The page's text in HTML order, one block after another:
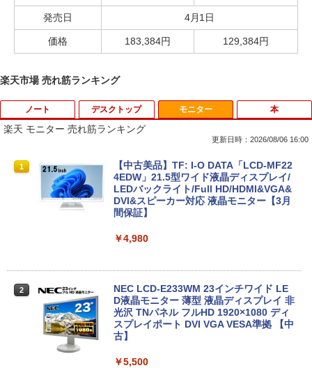
発売日 4月1日
価格 183,384円 129,384円
楽天市場 売れ筋ランキング
ノート
1
【Windows11】【充実のインターフェー
ス】 TOSHIBA dynabook B65 第8世代
Core i5 8250U/1.60GHz 8GB SSD128G
B M.2 スーパーマルチ Windows11 64bit
WPSOffice 15.6インチ HD カメラ テン
コン PC Notebook
MS Office 2024 H&B 搭載｜14型 WEB
カメラ 指紋認証 搭載モデル｜中古 ノー
トパソコン Windows11 Office 付き｜D
降 1.60GHz 4コア 8スレッド メモリ 8G
デスクトップ
1
DELL OptiPlex 3050 SFF Core i5-6500
3.2GHz 8GB 256GB(SSD) HDMI/Displa
yPort出力 DVD+-RW Windows10 Pro 6
4bit 小難 【中古】【20260508】
6GHz 16GB 256B(SSD) Quadro 4000 D
VD+-RW Windows7 Pro 64bit 難有 【中
古】【20260521】
￥24,900
モニター
楽天 モニター 売れ筋ランキング
更新日時：2026/08/06 16:00
1
【中古美品】TF: I-O DATA「LCD-MF22
4EDW」21.5型ワイド液晶ディスプレイ/
LEDバックライト/Full HD/HDMI&VGA&
DVI&スピーカー対応 液晶モニター【3月
間保証】
￥4,980
2
NEC LCD-E233WM 23インチワイド LE
D液晶モニター 薄型 液晶ディスプレイ 非
光沢 TNパネル フルHD 1920×1080 ディ
スプレイポート DVI VGA VESA準拠 【中
古】
￥5,500
本